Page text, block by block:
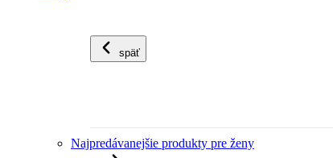
späť
Najpredávanejšie produkty pre ženy